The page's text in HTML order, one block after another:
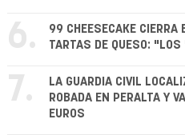
6.
99 CHEESECAKE CIERRA
TARTAS DE QUESO:
7.
LA GUARDIA CIVIL
ROBADA EN PERALTA Y
EUROS